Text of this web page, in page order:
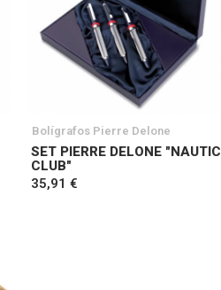
Bolígrafos Pierre Delone
SET PIERRE DELONE "NAUTIC
CLUB"
35,91 €